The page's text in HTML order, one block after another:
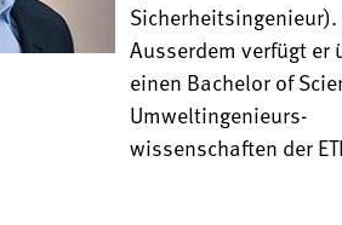
Sicherheitsingenieur).
Ausserdem verfügt er
einen Bachelor of
Umweltingenieurs­
wissenschaften der